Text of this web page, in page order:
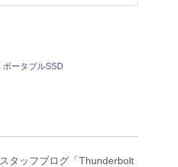
ポータブルSSD
タッフブログ「Thunderbolt